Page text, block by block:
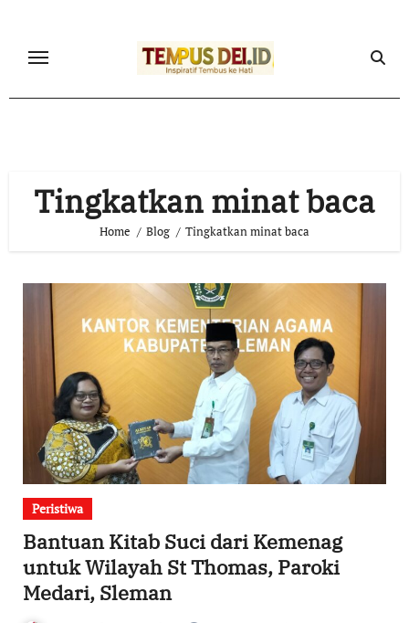
content
Tingkatkan minat baca
Home Blog Tingkatkan minat baca
Peristiwa
Bantuan Kitab Suci dari Kemenag
untuk Wilayah St Thomas, Paroki
Medari, Sleman